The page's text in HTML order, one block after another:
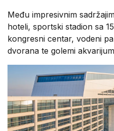
Među impresivnim
hoteli, sportski stadion sa
kongresni centar, vodeni
dvorana te golemi